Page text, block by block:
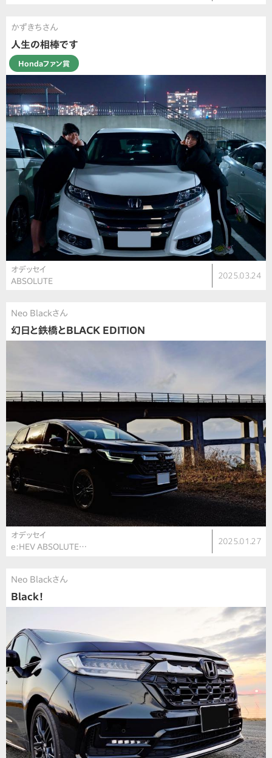
かずきちさん
人生の相棒です
Hondaファン賞
オデッセイ
ABSOLUTE
2025.03.24
Neo Blackさん
幻日と鉄橋とBLACK EDITION
オデッセイ
e:HEV ABSOLUTE…
2025.01.27
Neo Blackさん
Black！